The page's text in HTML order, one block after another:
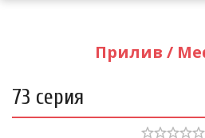
Прилив /
73 серия